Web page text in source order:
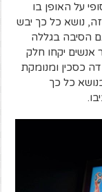
על האופן בו
זה, נושא כל כך יבש
הסיבה בגללה
אנשים יקחו חלק
כסכין ומנומקת
כל כך